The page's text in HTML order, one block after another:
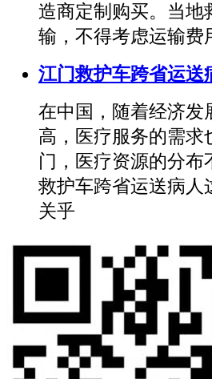
造商定制购买。当地
输，不得考虑运输费
江门救护车跨省运送
在中国，随着经济发
高，医疗服务的需求
门，医疗资源的分
救护车跨省运送病人
关乎